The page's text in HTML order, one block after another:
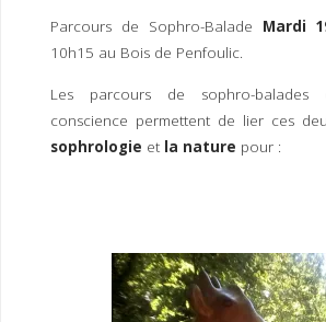
HY
APE
UTE
Parcours de Sophro-Balade Mardi
10h15 au Bois de Penfoulic.
Les parcours de sophro-
conscience permettent de lier ces
sophrologie et la nature